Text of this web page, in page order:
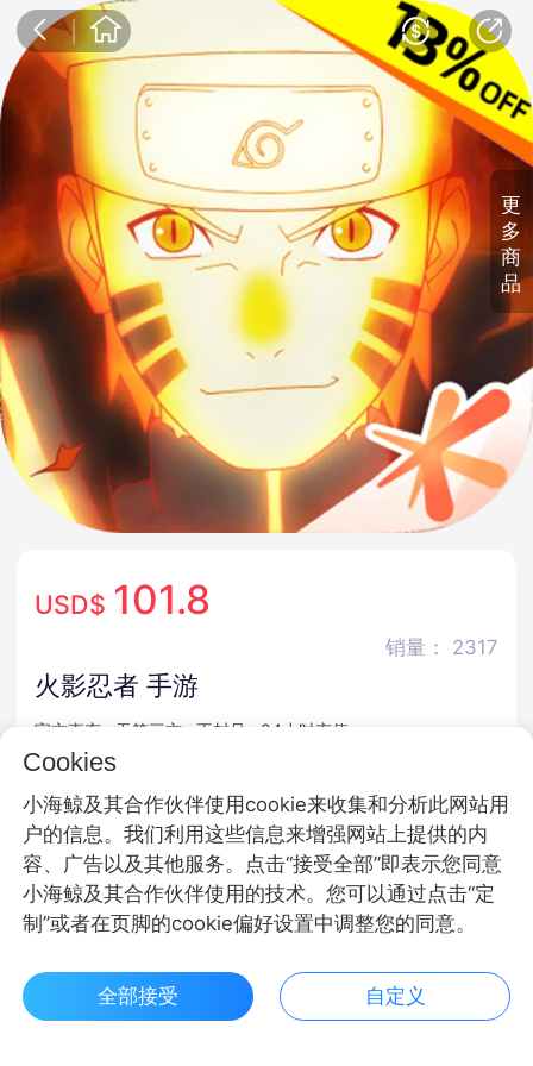
更
多
商
品
USD$ 101.8
销量： 2317
火影忍者 手游
官方直充 · 无第三方 · 不封号 · 24小时充值
商品规格
金币 点券 超影服务
商品面额
1680金币 3280金币 6480金币
$ 101.80立即购买
Cookies
小海鲸及其合作伙伴使用cookie来收集和分析此网站用
户的信息。我们利用这些信息来增强网站上提供的内
容、广告以及其他服务。点击“接受全部”即表示您同意
小海鲸及其合作伙伴使用的技术。您可以通过点击“定
制”或者在页脚的cookie偏好设置中调整您的同意。
全部接受 自定义